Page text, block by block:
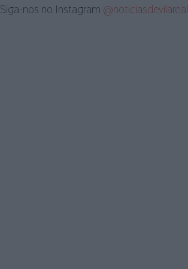
Siga-nos no Instagram @noticiasdevilareal